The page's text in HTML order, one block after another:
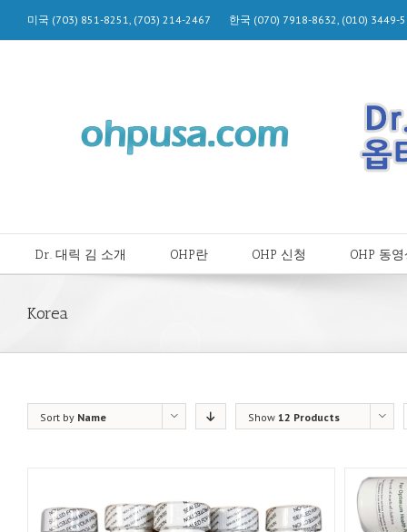
미국 (703) 851-8251, (703) 214-2467 한국 (070) 7918-8632, (010)
Dr. 대릭 김 소개 OHP란 OHP 신청 OHP 동
Korea
Sort by Name Show 12 Products